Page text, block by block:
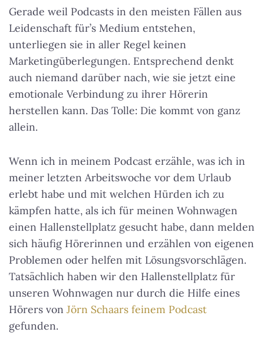
Gerade weil Podcasts in den meisten Fällen aus
Leidenschaft für’s Medium entstehen,
unterliegen sie in aller Regel keinen
Marketingüberlegungen. Entsprechend denkt
auch niemand darüber nach, wie sie jetzt eine
emotionale Verbindung zu ihrer Hörerin
herstellen kann. Das Tolle: Die kommt von ganz
allein.
Wenn ich in meinem Podcast erzähle, was ich in
meiner letzten Arbeitswoche vor dem Urlaub
erlebt habe und mit welchen Hürden ich zu
kämpfen hatte, als ich für meinen Wohnwagen
einen Hallenstellplatz gesucht habe, dann melden
sich häufig Hörerinnen und erzählen von eigenen
Problemen oder helfen mit Lösungsvorschlägen.
Tatsächlich haben wir den Hallenstellplatz für
unseren Wohnwagen nur durch die Hilfe eines
Hörers von Jörn Schaars feinem Podcast
gefunden.